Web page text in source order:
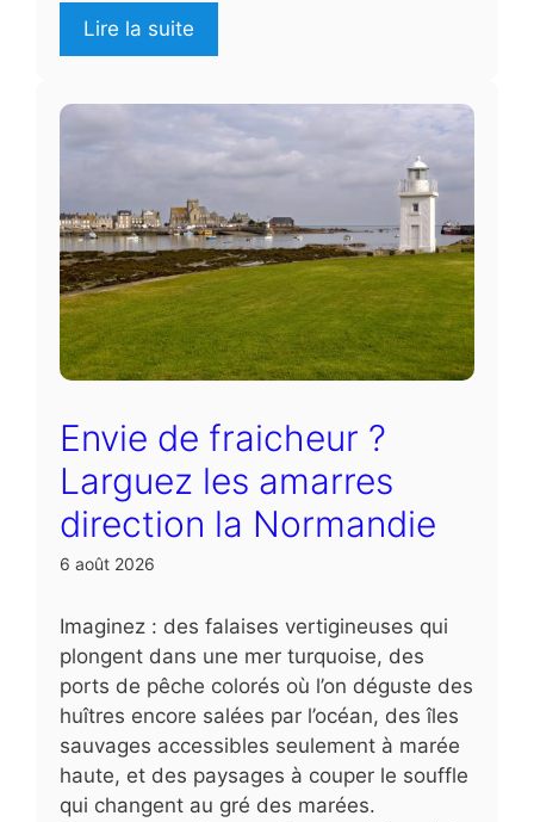
Lire la suite
Envie de fraicheur ?
Larguez les amarres
direction la Normandie
6 août 2026
Imaginez : des falaises vertigineuses qui
plongent dans une mer turquoise, des
ports de pêche colorés où l’on déguste des
huîtres encore salées par l’océan, des îles
sauvages accessibles seulement à marée
haute, et des paysages à couper le souffle
qui changent au gré des marées.